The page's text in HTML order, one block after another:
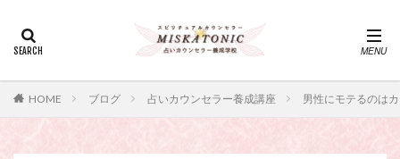
HOME ブログ 占いカウンセラー養成講座 男性にモテるのは